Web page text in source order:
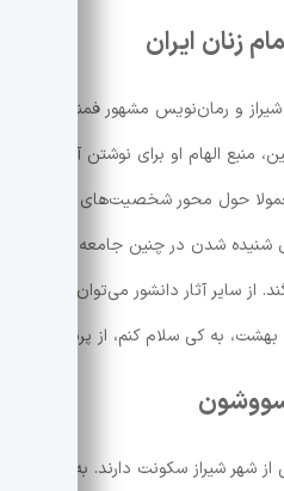
زنان ایران
منبع الهام او برای نوشتن آثارش
حول محور شخصیت‌های زن‌ و
شنیده شدن در چنین جامعه‌ای تلاش
سایر آثار دانشور می‌توان به
به کی سلام کنم، از پرنده‌های
شیراز سکونت دارند. به منظور